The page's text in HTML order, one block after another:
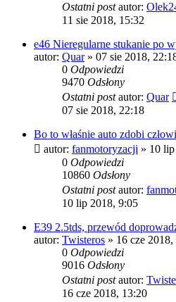
Ostatni postautor:
11 sie 2018, 15:32
e46 Nieregularne stukanie po
autor: Quar» 07 sie 2018,
0 Odpowiedzi
9470 Odsłony
Ostatni postautor: Quar
07 sie 2018, 22:18
Bo to właśnie auto zdobi
autor: fanmotoryzacji » 10
0 Odpowiedzi
10860 Odsłony
Ostatni postautor:
10 lip 2018, 9:05
E39 2.5tds, przewód
autor: Twisteros » 16 cze
0 Odpowiedzi
9016 Odsłony
Ostatni postautor:
16 cze 2018, 13:20